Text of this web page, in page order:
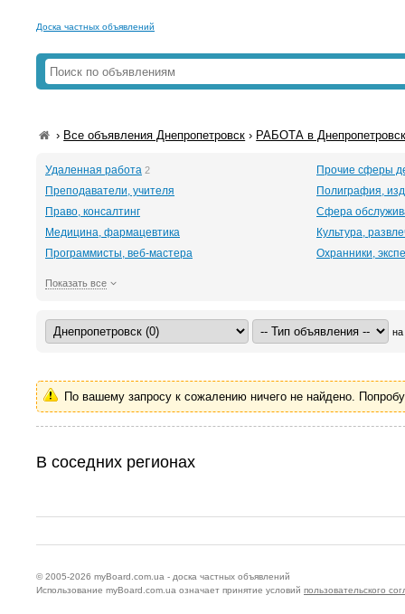
Доска частных объявлений
› Все объявления Днепропетровск › РАБОТА в
Удаленная работа 2
Прочие сферы
Преподаватели, учителя
Полиграфия,
Право, консалтинг
Сфера
Медицина, фармацевтика
Культура,
Программисты, веб-мастера
Охранники,
Показать все
на
По вашему запросу к сожалению ничего не найдено.
В соседних регионах
© 2005-2026 myBoard.com.ua - доска частных объявлений
Использование myBoard.com.ua означает принятие условий пользовательского